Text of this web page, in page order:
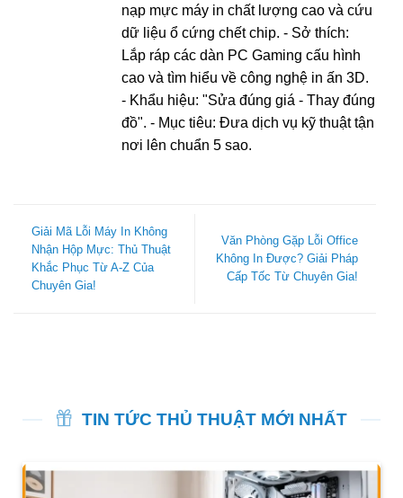
nạp mực máy in chất lượng cao và cứu
dữ liệu ổ cứng chết chip. - Sở thích:
Lắp ráp các dàn PC Gaming cấu hình
cao và tìm hiểu về công nghệ in ấn 3D.
- Khẩu hiệu: "Sửa đúng giá - Thay đúng
đồ". - Mục tiêu: Đưa dịch vụ kỹ thuật tận
nơi lên chuẩn 5 sao.
Giải Mã Lỗi Máy In Không
Nhận Hộp Mực: Thủ Thuật
Khắc Phục Từ A-Z Của
Chuyên Gia!
Văn Phòng Gặp Lỗi Office
Không In Được? Giải Pháp
Cấp Tốc Từ Chuyên Gia!
TIN TỨC THỦ THUẬT MỚI NHẤT